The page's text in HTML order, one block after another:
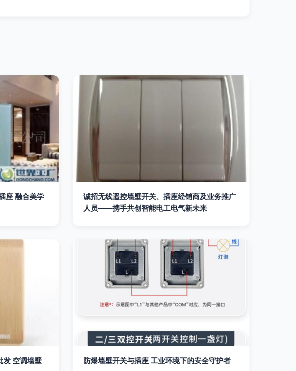
座 融合美学
诚招无线遥控墙壁开关、插座经销商及业务推广
人员——携手共创智能电工电气新未来
发 空调墙壁
防爆墙壁开关与插座 工业环境下的安全守护者